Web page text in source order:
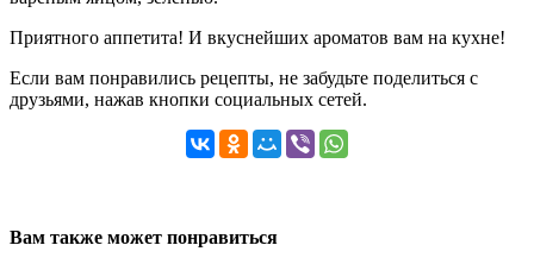
Приятного аппетита! И вкуснейших ароматов вам на кухне!
Если вам понравились рецепты, не забудьте поделиться с
друзьями, нажав кнопки социальных сетей.
Вам также может понравиться